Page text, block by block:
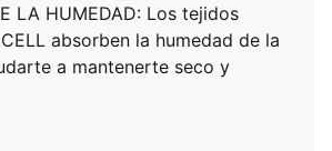
LA HUMEDAD: Los tejidos
absorben la humedad de la
a mantenerte seco y